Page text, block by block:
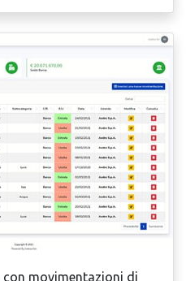
movimentazioni di